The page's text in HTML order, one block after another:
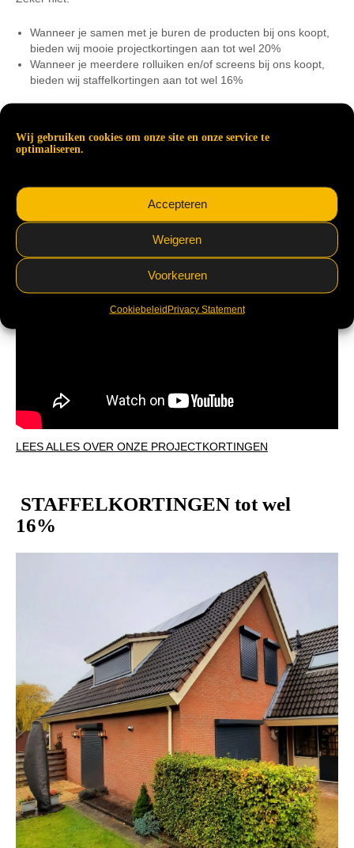
Wij gebruiken cookies om onze site en onze service te
optimaliseren.
Accepteren
Weigeren
Voorkeuren
CookiebeleidPrivacy Statement
Wanneer je samen met je buren de producten bij ons koopt,
bieden wij mooie projectkortingen aan tot wel 20%
Wanneer je meerdere rolluiken en/of screens bij ons koopt,
bieden wij staffelkortingen aan tot wel 16%
LEES ALLES OVER ONZE PROJECTKORTINGEN
STAFFELKORTINGEN tot wel
16%